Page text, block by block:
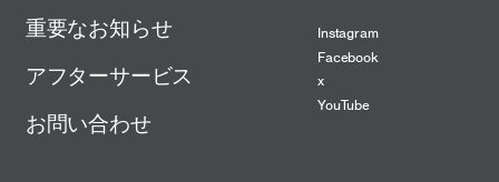
重要なお知らせ
アフターサービス
お問い合わせ
Instagram
Facebook
x
YouTube